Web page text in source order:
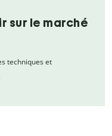
sur le marché
techniques et